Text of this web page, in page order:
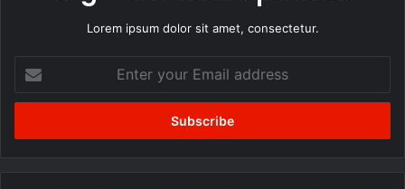
Lorem ipsum dolor sit amet, consectetur.
your
Email